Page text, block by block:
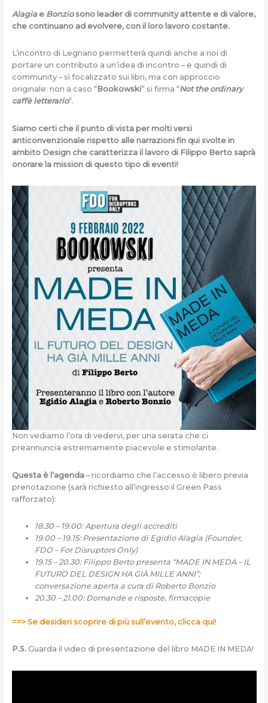
Alagia e Bonziosono leader di community attente e di valore,
che continuano ad evolvere, con il loro lavoro costante.
L’incontro di Legnano permetterà quindi anche a noi di
portare un contributo a un’idea di incontro – e quindi di
community – sì focalizzato sui libri, ma con approccio
originale: non a caso “Bookowski” si firma “Not the ordinary
caffè letterario“.
Siamo certi che il punto di vista per molti versi
anticonvenzionale rispetto alle narrazioni fin qui svolte in
ambito Design che caratterizza il lavoro di Filippo Berto saprà
onorare la mission di questo tipo di eventi!
Non vediamo l’ora di vedervi, per una serata che ci
preannuncia estremamente piacevole e stimolante.
Questa è l’agenda– ricordiamo che l’accesso è libero previa
prenotazione (sarà richiesto all’ingresso il Green Pass
rafforzato):
18.30 – 19.00: Apertura degli accrediti
19.00 – 19.15: Presentazione di Egidio Alagia (Founder,
FDO – For Disruptors Only)
19.15 – 20.30: Filippo Berto presenta “MADE IN MEDA – IL
FUTURO DEL DESIGN HA GIÀ MILLE ANNI”;
conversazione aperta a cura di Roberto Bonzio
20.30 – 21.00: Domande e risposte, firmacopie
==> Se desideri scoprire di più sull’evento, clicca qui!
P.S.Guarda il video di presentazione del libro MADE IN MEDA!